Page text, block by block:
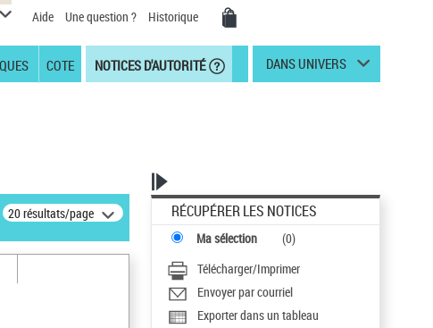
Aide Une question ? Historique
COTE NOTICES D'AUTORITÉ DANS UNIVERS
20 résultats/page RÉCUPÉRER LES NOTICES
Ma sélection (0)
Télécharger/Imprimer
Envoyer par courriel
Exporter dans un tableau